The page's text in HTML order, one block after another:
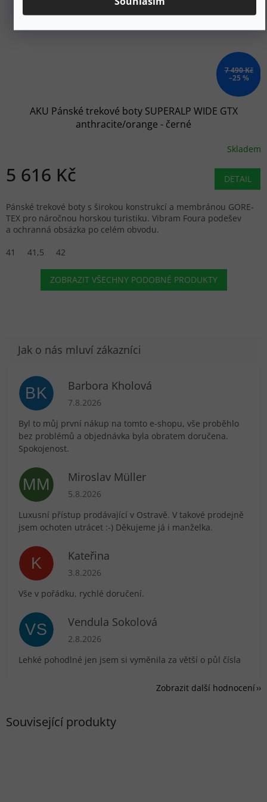
Související produkty
7 490 Kč
–25 %
AKU Pánské trekové boty SUPERALP WIDE GTX
anthracite/orange - černé
Skladem
5 616 Kč DETAIL
Pánské trekové boty s širokou konstrukcí a membránou GORE-
TEX pro náročnou horskou turistiku. Vibram Foura podešev
a ochranná obsázka po celém obvodu.
41
41,5 42
ZOBRAZIT VŠECHNY PODOBNÉ PRODUKTY
BK Barbora Kholová
Hodnocení obchodu je 5 z 5 hvězdiček.
7.8.2026
Byl to můj první nákup na tomto e-shopu, vše proběhlo
bez problémů a objednávka byla obratem doručena.
Spokojenost.
MM Miroslav Müller
Hodnocení obchodu je 5 z 5 hvězdiček.
5.8.2026
Luxusní přístup prodávající v Ostravě. V takové prodejně
jsem ochoten utrácet :-) Děkujeme já i manželka.
K Kateřina
Hodnocení obchodu je 5 z 5 hvězdiček.
3.8.2026
Vše v pořádku, rychlé doručení.
VS Vendula Sokolová
Hodnocení obchodu je 5 z 5 hvězdiček.
2.8.2026
Lehké pohodlné jen jsem si vyměnila za větší o půl čísla
Zobrazit další hodnocení